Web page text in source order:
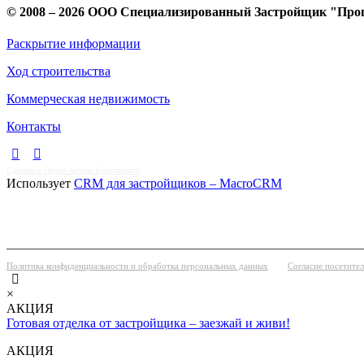
© 2008 – 2026 ООО Специализированный Застройщик
Раскрытие информации
Ход строительства
Коммерческая недвижимость
Контакты
Использует CRM для застройщиков – MacroCRM
Политика конфиденциальности и обработка персональных данных Согласие
×
АКЦИЯ
Готовая отделка от застройщика – заезжай и живи!
АКЦИЯ